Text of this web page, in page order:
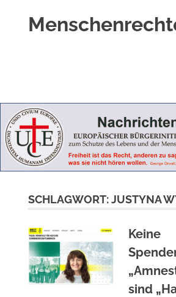
Geborene
wie
für
Ungeborene
SCHLAGWORT:JUSTYNA
Keine
sind